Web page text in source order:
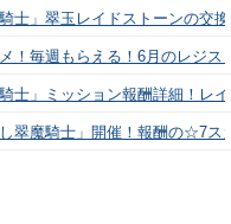
士」翠玉レイドストーンの交
！毎週もらえる！6月のレジ
士」ミッション報酬詳細！レ
翠魔騎士」開催！報酬の☆7